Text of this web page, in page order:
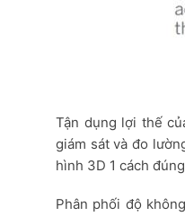
Tận dụng lợi thế
giám sát và đo
hình 3D 1 cách
Phân phối độ